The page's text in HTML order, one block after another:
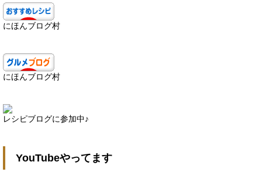
にほんブログ村
にほんブログ村
レシピブログに参加中♪
YouTubeやってます